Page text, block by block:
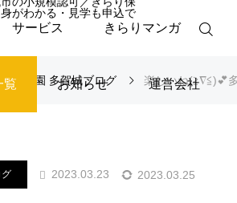
サービス きらりマンガ
覧 お知らせ 運営会社
保育園 多賀城ブログ 楽しいね(≧∇≦)💕︎
グ 2023.03.23 2023.03.25